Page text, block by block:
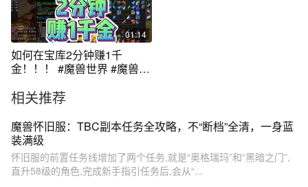
01:14
如何在宝库2分钟赚1千
金！！！ #魔兽世界 #魔兽世
相关推荐
魔兽怀旧服：TBC副本任务全攻略，不“断档”全清，一身蓝
装满级
怀旧服的前置任务线增加了两个任务,就是“奥格瑞玛”和“黑暗之门”,
直升58级的角色,完成新手指引任务后,会从“...